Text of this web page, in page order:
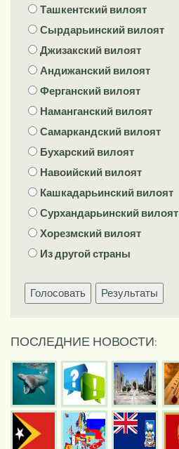
Ташкентский вилоят
Сырдарьинский вилоят
Джизакский вилоят
Андижанский вилоят
Ферганский вилоят
Наманганский вилоят
Самаркандский вилоят
Бухарский вилоят
Навоийский вилоят
Кашкадарьинский вилоят
Сурхандарьинский вилоят
Хорезмский вилоят
Из другой страны
Голосовать Результаты
ПОСЛЕДНИЕ НОВОСТИ: